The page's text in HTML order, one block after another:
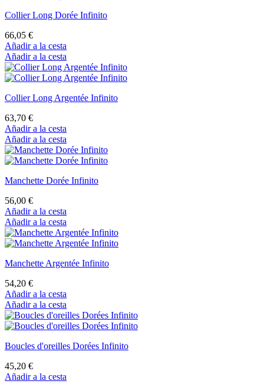
Collier Long Dorée Infinito
66,05 €
Añadir a la cesta
Añadir a la cesta
Collier Long Argentée Infinito
63,70 €
Añadir a la cesta
Añadir a la cesta
Manchette Dorée Infinito
56,00 €
Añadir a la cesta
Añadir a la cesta
Manchette Argentée Infinito
54,20 €
Añadir a la cesta
Añadir a la cesta
Boucles d'oreilles Dorées Infinito
45,20 €
Añadir a la cesta